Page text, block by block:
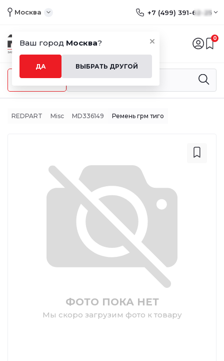
Ваш город Москва?
ДА ВЫБРАТЬ ДРУГОЙ
Москва +7 (499) 391-62-25
0
Меню
REDPART Misc MD336149 Ремень грм тиго
ФОТО ПОКА НЕТ
Мы скоро загрузим фото к товару